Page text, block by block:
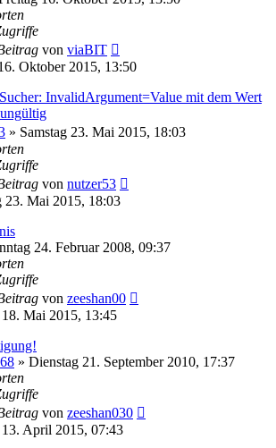
von viaBIT
Oktober 2015, 13:50
InvalidArgument=Value mit dem Wert
» Samstag 23. Mai 2015, 18:03
von nutzer53
23. Mai 2015, 18:03
24. Februar 2008, 09:37
von zeeshan00
Mai 2015, 13:45
» Dienstag 21. September 2010, 17:37
von zeeshan030
April 2015, 07:43